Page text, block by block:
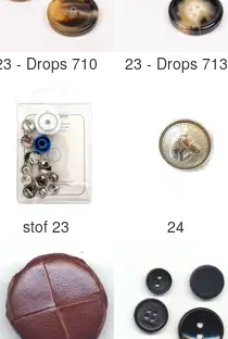
- Drops 710 23 - Drops 713
stof 23 24